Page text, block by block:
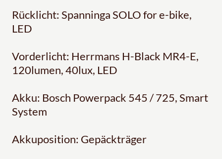
Rücklicht: Spanninga SOLO for e-bike,
LED
Vorderlicht: Herrmans H-Black MR4-E,
120lumen, 40lux, LED
Akku: Bosch Powerpack 545 / 725, Smart
System
Akkuposition: Gepäckträger